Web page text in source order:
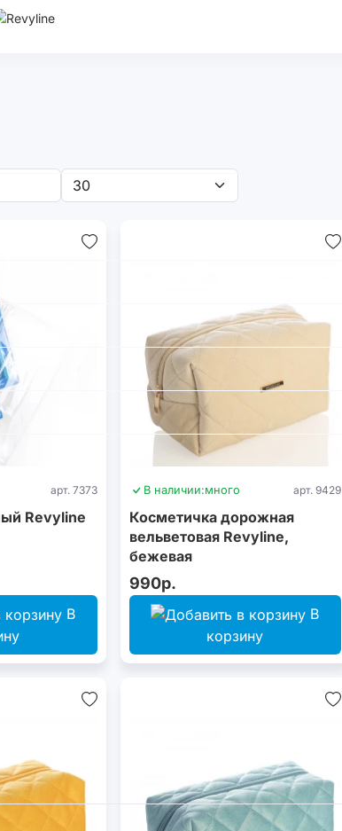
Подарочные
Подарочные
арт. 7373
Revyline
В
В наличии:много арт. 9429
Косметичка дорожная
вельветовая Revyline,
бежевая
990р.
В
корзину